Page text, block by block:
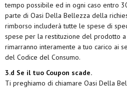
tempo possibile ed in ogni caso entro
parte di Oasi Della Bellezza della
rimborso includerà tutte le spese di
spese per la restituzione del prodotto
rimarranno interamente a tuo carico ai
del Codice del Consumo.
3.d Se il tuo Coupon scade.
Ti preghiamo di chiamare Oasi Della